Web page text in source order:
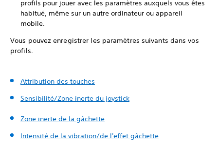
profils pour jouer avec les paramètres auxquels vous êtes
habitué, même sur un autre ordinateur ou appareil
mobile.
Vous pouvez enregistrer les paramètres suivants dans vos
profils.
Attribution des touches
Sensibilité/Zone inerte du joystick
Zone inerte de la gâchette
Intensité de la vibration/de l'effet gâchette